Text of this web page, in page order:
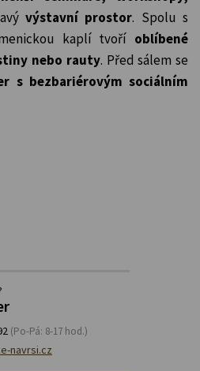
výstavní prostor. Spolu s
kaplí tvoří oblíbené
nebo rauty. Před sálem se
s bezbariérovým sociálním
(Po-Pá: 8-17 hod.)
navrsi.cz